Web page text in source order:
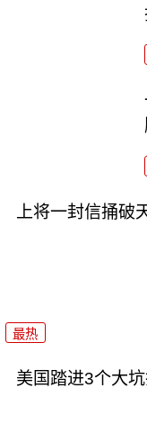
上将一封信捅破
最热
美国踏进3个大